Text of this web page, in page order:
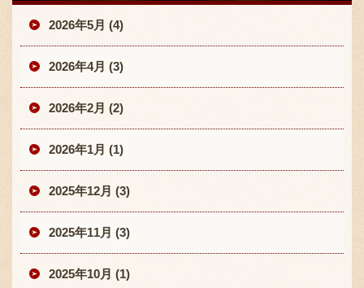
〒869-1107 熊本県菊池郡菊陽町辛川448
TEL:096-349-2222
FAX :096-349-2288
2026年5月 (4)
2026年4月 (3)
2026年2月 (2)
2026年1月 (1)
2025年12月 (3)
2025年11月 (3)
2025年10月 (1)